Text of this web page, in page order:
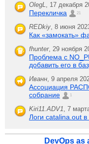
OlegL 17 декабря
Перекличка 21
REDkiy 8 июня
Как «замокать»
fhunter, 29 ноября
Проблема с
добавить его в
Иванн 9 апреля
Ассоциация
собрание
1
Kiri11.ADV1 7
Логи catalina.out
DevOps as